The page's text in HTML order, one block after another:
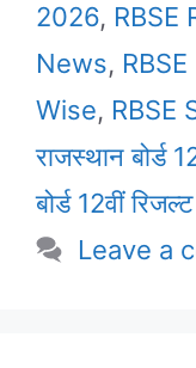
2026, RBSE
News,
Wise, RBSE
राजस्थान बोर्ड
बोर्ड 12वीं
Leave a